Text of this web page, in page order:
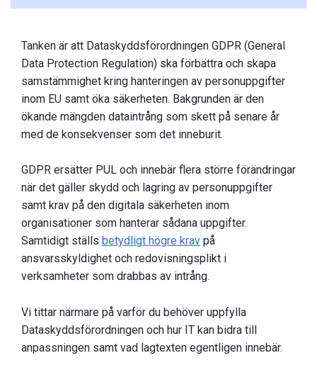
Tanken är att Dataskyddsförordningen GDPR (General
Data Protection Regulation) ska förbättra och skapa
samstämmighet kring hanteringen av personuppgifter
inom EU samt öka säkerheten. Bakgrunden är den
ökande mängden dataintrång som skett på senare år
med de konsekvenser som det inneburit.
GDPR ersätter PUL och innebär flera större förändringar
när det gäller skydd och lagring av personuppgifter
samt krav på den digitala säkerheten inom
organisationer som hanterar sådana uppgifter.
Samtidigt ställs betydligt högre krav på
ansvarsskyldighet och redovisningsplikt i
verksamheter som drabbas av intrång.
Vi tittar närmare på varför du behöver uppfylla
Dataskyddsförordningen och hur IT kan bidra till
anpassningen samt vad lagtexten egentligen innebär.